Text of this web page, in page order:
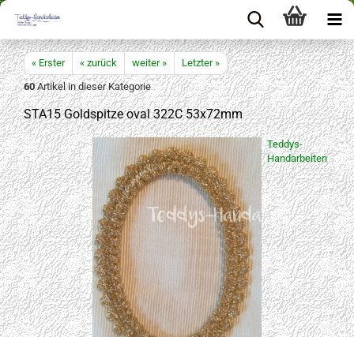
« Erster « zurück weiter »
Letzter »
60Artikel in dieser Kategorie
STA15 Goldspitze oval 322C 53x72mm
Teddys-
Handarbeiten